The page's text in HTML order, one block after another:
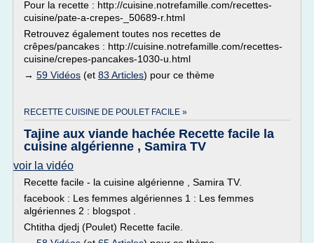
Pour la recette : http://cuisine.notrefamille.com/recettes-
cuisine/pate-a-crepes-_50689-r.html
Retrouvez également toutes nos recettes de
crêpes/pancakes : http://cuisine.notrefamille.com/recettes-
cuisine/crepes-pancakes-1030-u.html
→ 59 Vidéos (et 83 Articles) pour ce thème
RECETTE CUISINE DE POULET FACILE »
Tajine aux viande hachée Recette facile la
cuisine algérienne , Samira TV
voir la vidéo
Recette facile - la cuisine algérienne , Samira TV.
facebook : Les femmes algériennes 1 : Les femmes
algériennes 2 : blogspot .
Chtitha djedj (Poulet) Recette facile.